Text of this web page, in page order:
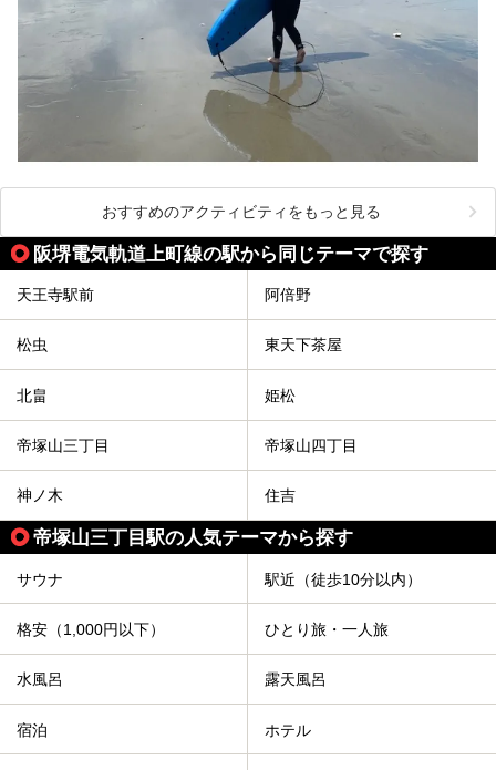
おすすめのアクティビティをもっと見る
阪堺電気軌道上町線の駅から同じテーマで探す
天王寺駅前 阿倍野
松虫 東天下茶屋
北畠 姫松
帝塚山三丁目 帝塚山四丁目
神ノ木 住吉
帝塚山三丁目駅の人気テーマから探す
サウナ 駅近（徒歩10分以内）
格安（1,000円以下） ひとり旅・一人旅
水風呂 露天風呂
宿泊 ホテル